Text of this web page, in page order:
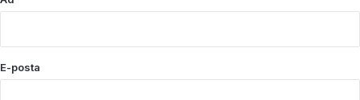
E-posta